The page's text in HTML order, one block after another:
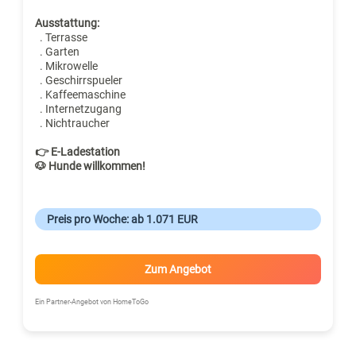
Ausstattung:
. Terrasse
. Garten
. Mikrowelle
. Geschirrspueler
. Kaffeemaschine
. Internetzugang
. Nichtraucher
👉 E-Ladestation
🐶 Hunde willkommen!
Preis pro Woche: ab 1.071 EUR
Zum Angebot
Ein Partner-Angebot von HomeToGo